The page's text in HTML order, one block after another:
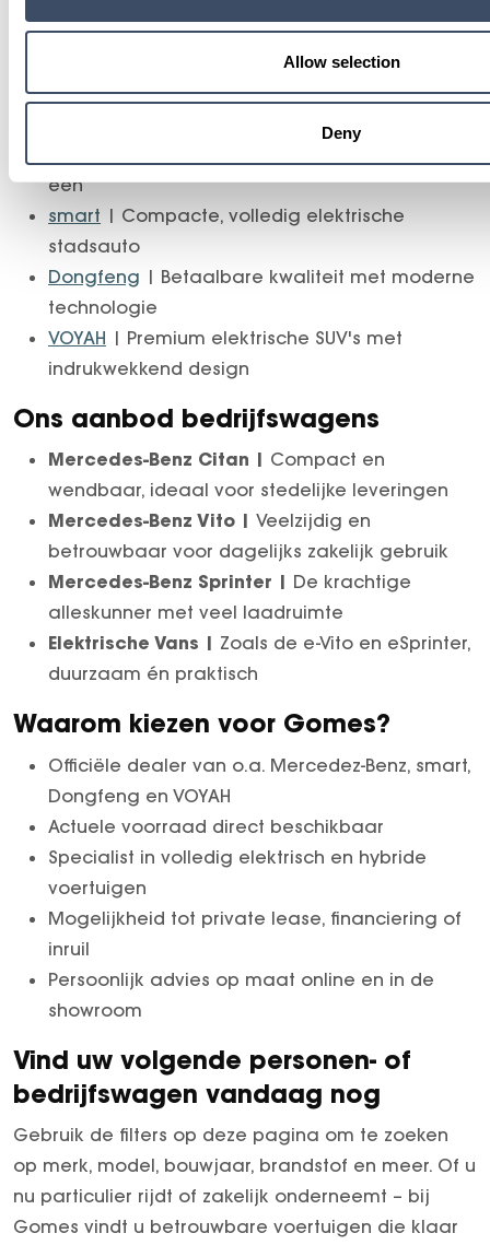
Allow selection
Deny
rijklaar en snel beschikbaar. Ideaal voor zowel
particuliere rijders als zakelijke klanten.
Ons aanbod personenwagens
één
smart | Compacte, volledig elektrische
stadsauto
Dongfeng | Betaalbare kwaliteit met moderne
technologie
VOYAH | Premium elektrische SUV's met
indrukwekkend design
Ons aanbod bedrijfswagens
Mercedes-Benz Citan | Compact en
wendbaar, ideaal voor stedelijke leveringen
Mercedes-Benz Vito | Veelzijdig en
betrouwbaar voor dagelijks zakelijk gebruik
Mercedes-Benz Sprinter | De krachtige
alleskunner met veel laadruimte
Elektrische Vans | Zoals de e-Vito en eSprinter,
duurzaam én praktisch
Waarom kiezen voor Gomes?
Officiële dealer van o.a. Mercedez-Benz, smart,
Dongfeng en VOYAH
Actuele voorraad direct beschikbaar
Specialist in volledig elektrisch en hybride
voertuigen
Mogelijkheid tot private lease, financiering of
inruil
Persoonlijk advies op maat online en in de
showroom
Vind uw volgende personen- of
bedrijfswagen vandaag nog
Gebruik de filters op deze pagina om te zoeken
op merk, model, bouwjaar, brandstof en meer. Of u
nu particulier rijdt of zakelijk onderneemt – bij
Gomes vindt u betrouwbare voertuigen die klaar